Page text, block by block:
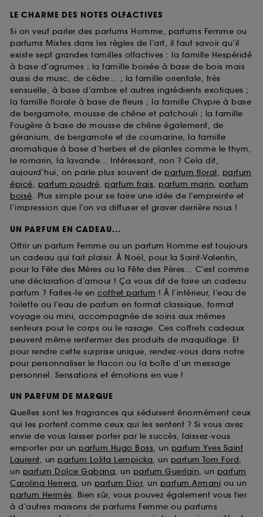
LE CHARME DES NOTES OLFACTIVES
Si on veut parler des parfums Homme, parfums Femme ou
parfums Mixtes dans les règles de l’art, il faut savoir qu’il
existe sept grandes familles olfactives : la famille Hespéridé
à base d’agrumes ; la famille boisée à base de bois mais
aussi de musc, de cèdre... ; la famille orientale, très
sensuelle, à base d’ambre et autres ingrédients exotiques ;
la famille florale à base de fleurs ; la famille Chypre à base
de bergamote, mousse de chêne et patchouli ; la famille
Fougère à base de mousse de chêne également, de
géranium, de bergamote et de coumarine, la famille
aromatique à base d’herbes et de plantes comme le thym,
le romarin, la lavande... Intéressant, non ? Cela dit,
aujourd’hui, on parle plus souvent de parfum floral, parfum
épicé, parfum poudré, parfum frais, parfum marin, parfum
boisé. Plus simple pour se faire une idée de l’empreinte et
l’impression que l’on va diffuser et graver derrière nous !
UN PARFUM EN CADEAU...
Offrir un parfum Femme ou un parfum Homme est toujours
un cadeau qui fait plaisir. À Noël, pour la Saint-Valentin,
pour la Fête des Mères ou la Fête des Pères... C’est comme
une déclaration d’amour ! Ça vous dit de faire un cadeau
parfum ? Faites-le en coffret parfum ! À l’intérieur, l’eau de
toilette ou l’eau de parfum en format classique, format
voyage ou mini, accompagnée de soins aux mêmes
senteurs pour le corps ou le rasage. Ces coffrets cadeaux
peuvent même renfermer des produits de maquillage. Et
pour rendre cette surprise unique, rendez-vous dans notre
pour personnaliser le flacon ou la boîte d’un message
personnel. Sensations et émotions en vue !
UN PARFUM DE MARQUE
Quelles sont les fragrances qui séduisent énormément ceux
qui les portent comme ceux qui les sentent ? Si vous avez
envie de vous laisser porter par le succès, laissez-vous
emporter par un parfum Hugo Boss, un parfum Yves Saint
Laurent, un parfum Lolita Lempicka, un parfum Tom Ford,
un parfum Dolce Gabana, un parfum Guerlain, un parfum
Carolina Herrera, un parfum Dior, un parfum Armani ou un
parfum Hermès. Bien sûr, vous pouvez également vous fier
à d’autres maisons de parfums Femme ou parfums